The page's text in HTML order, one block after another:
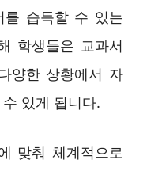
를 습득할 수 있는
학생들은 교과서
양한 상황에서 자
있게 됩니다.
맞춰 체계적으로